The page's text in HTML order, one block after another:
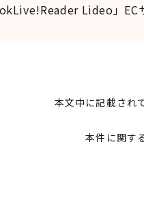
Lideo」EC
本文中に記載され
本件に関す